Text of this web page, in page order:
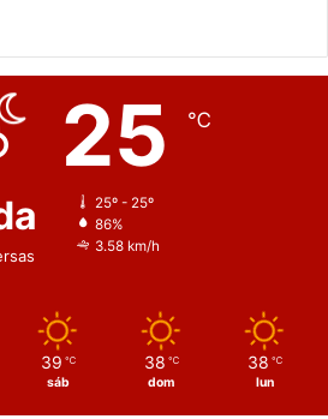
25 ℃
25º - 25º
86%
3.58 km/h
39 ℃
sáb
38 ℃
dom
38 ℃
lun